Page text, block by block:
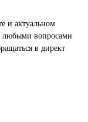
и актуальном
любыми вопросами
в директ